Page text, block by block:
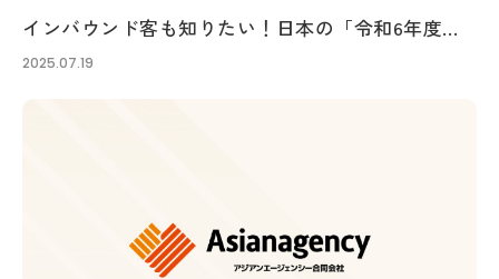
インバウンド客も知りたい！日本の「令和6年度
（2024年）観光の現状」と「令和7年度（2025年）
2025.07.19